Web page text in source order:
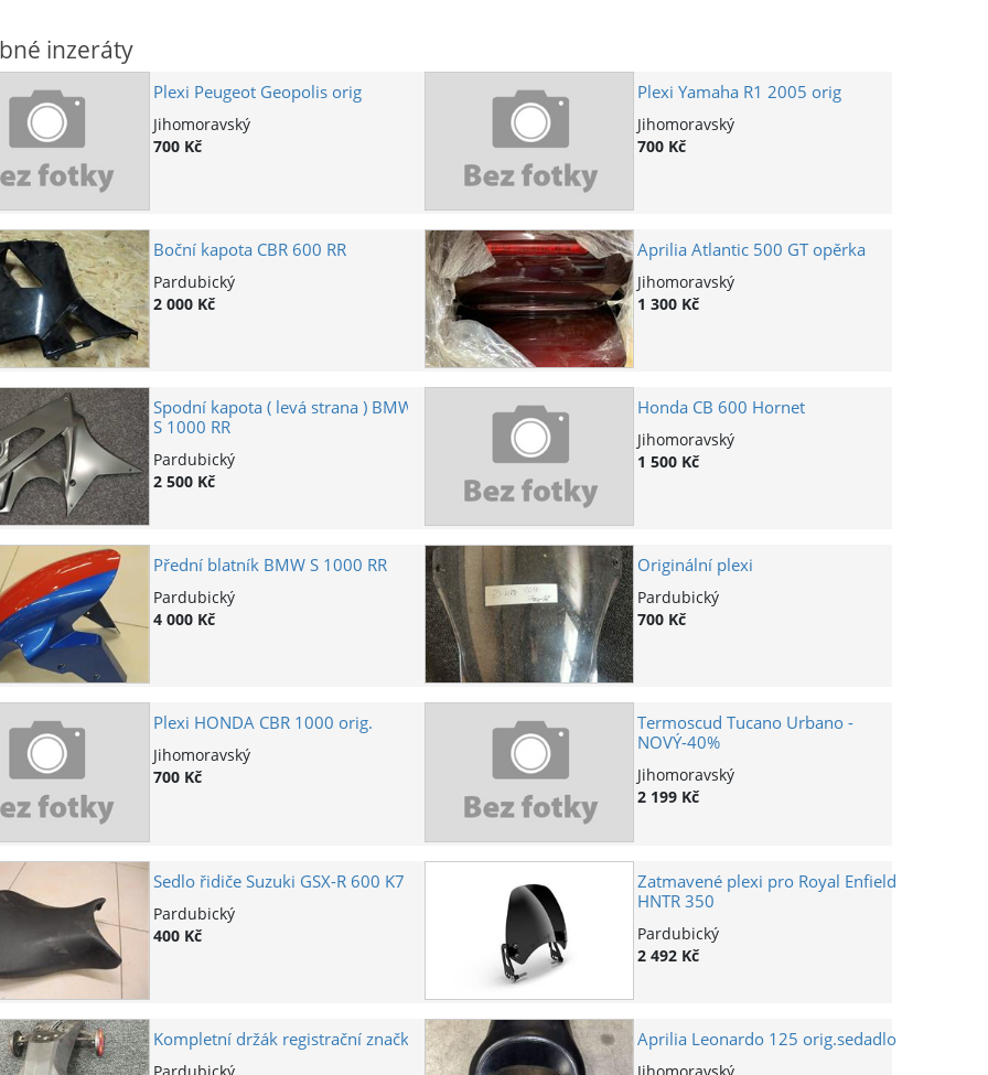
inzeráty
Plexi Peugeot Geopolis orig
Jihomoravský
700 Kč
Plexi Yamaha R1 2005 orig
Jihomoravský
700 Kč
Boční kapota CBR 600 RR
Pardubický
2 000 Kč
Aprilia Atlantic 500 GT opěrka
Jihomoravský
1 300 Kč
Spodní kapota ( levá strana ) BMW
S 1000 RR
Pardubický
2 500 Kč
Honda CB 600 Hornet
Jihomoravský
1 500 Kč
Přední blatník BMW S 1000 RR
Pardubický
4 000 Kč
Originální plexi
Pardubický
700 Kč
Plexi HONDA CBR 1000 orig.
Jihomoravský
700 Kč
Termoscud Tucano Urbano -
NOVÝ-40%
Jihomoravský
2 199 Kč
Sedlo řidiče Suzuki GSX-R 600 K7
Pardubický
400 Kč
Zatmavené plexi pro Royal Enfield
HNTR 350
Pardubický
2 492 Kč
Kompletní držák registrační značky
Pardubický
Aprilia Leonardo 125 orig.sedadlo
Jihomoravský